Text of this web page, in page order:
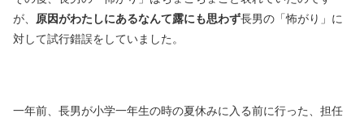
が、 原因がわたしにあるなんて露にも思わず長男の「怖がり」に
対して試行錯誤をしていました。
一年前、長男が小学一年生の時の夏休みに入る前に行った、担任